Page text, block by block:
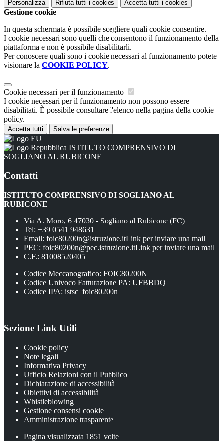
Personalizza Rifiuta tutti i cookies Accetta tutti i cookies
Gestione cookie
In questa schermata è possibile scegliere quali cookie consentire.
I cookie necessari sono quelli che consentono il funzionamento della
piattaforma e non è possibile disabilitarli.
Per conoscere quali sono i cookie necessari al funzionamento potete
visionare la COOKIE POLICY.
Cookie necessari per il funzionamento
I cookie necessari per il funzionamento non possono essere
disabilitati. È possibile consultare l'elenco nella pagina della cookie
policy.
Accetta tutti Salva le preferenze
ISTITUTO COMPRENSIVO DI
SOGLIANO AL RUBICONE
Contatti
ISTITUTO COMPRENSIVO DI SOGLIANO AL
RUBICONE
Via A. Moro, 6 47030 - Sogliano al Rubicone (FC)
Tel: +39 0541 948631
Email: foic80200n@istruzione.itLink per inviare una mail
PEC: foic80200n@pec.istruzione.itLink per inviare una mail
C.F.: 81008520405
Codice Meccanografico: FOIC80200N
Codice Univoco Fatturazione PA: UFBBDQ
Codice IPA: istsc_foic80200n
Sezione Link Utili
Cookie policy
Note legali
Informativa Privacy
Ufficio Relazioni con il Pubblico
Dichiarazione di accessibilità
Obiettivi di accessibilità
Whistleblowing
Gestione consensi cookie
Amministrazione trasparente
Pagina visualizzata 1851 volte